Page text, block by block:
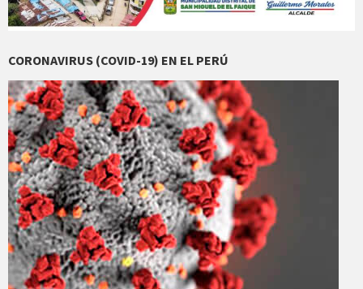
CORONAVIRUS (COVID-19) EN EL PERÚ